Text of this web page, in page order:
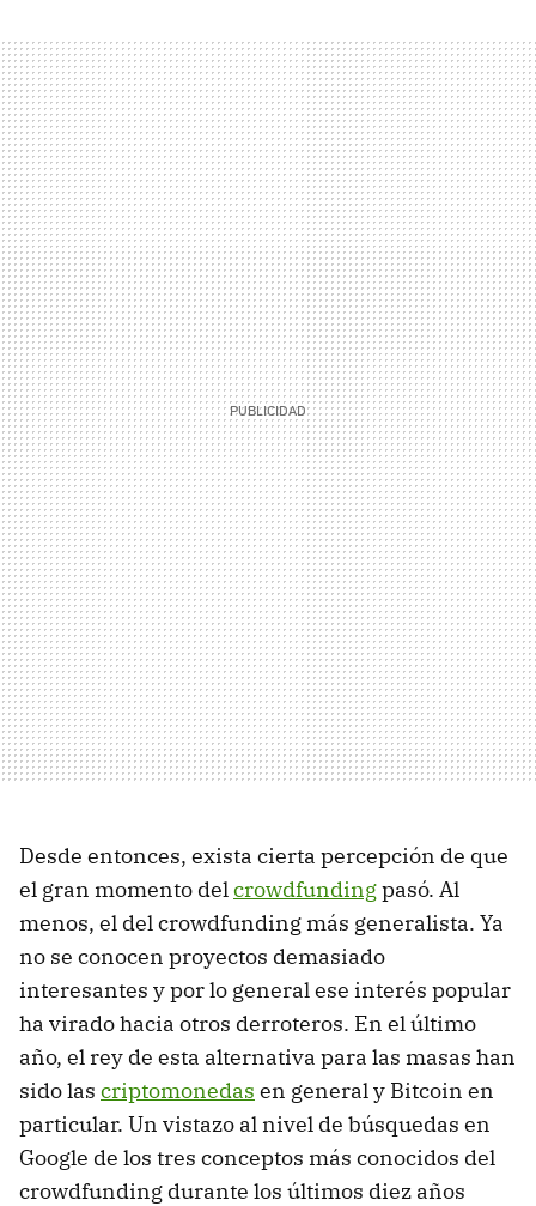
Desde entonces, exista cierta percepción de que
el gran momento delcrowdfundingpasó. Al
menos, el del crowdfunding más generalista. Ya
no se conocen proyectos demasiado
interesantes y por lo general ese interés popular
ha virado hacia otros derroteros. En el último
año, el rey de esta alternativa para las masas han
sido las criptomonedas en general y Bitcoin en
particular. Un vistazo al nivel de búsquedas en
Google de los tres conceptos más conocidos del
crowdfunding durante los últimos diez años